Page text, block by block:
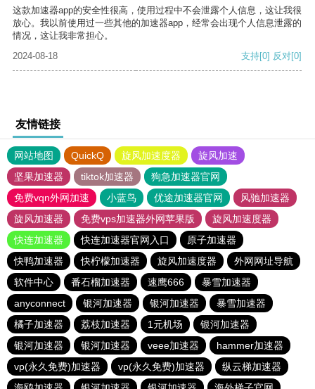
这款加速器app的安全性很高，使用过程中不会泄露个人信息，这让我很
放心。我以前使用过一些其他的加速器app，经常会出现个人信息泄露的
情况，这让我非常担心。
2024-08-18
支持[0] 反对[0]
友情链接
网站地图 QuickQ 旋风加速度器
旋风加速
坚果加速器
tiktok加速器
狗急加速器官网
免费vqn外网加速
小蓝鸟 优途加速器官网
风驰加速器
旋风加速器
免费vps加速器外网苹果版
旋风加速度器
快连加速器
快连加速器官网入口
原子加速器
快鸭加速器
快柠檬加速器 旋风加速度器
外网网址导航
软件中心
番石榴加速器 速鹰666
暴雪加速器
anyconnect
银河加速器 银河加速器
暴雪加速器
橘子加速器
荔枝加速器 1元机场
银河加速器
银河加速器
银河加速器 veee加速器
hammer加速器
vp(永久免费)加速器
vp(永久免费)加速器
纵云梯加速器